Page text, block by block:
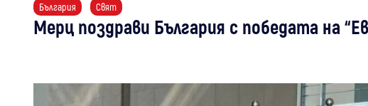
България Свят
Мерц поздрави България с победата на